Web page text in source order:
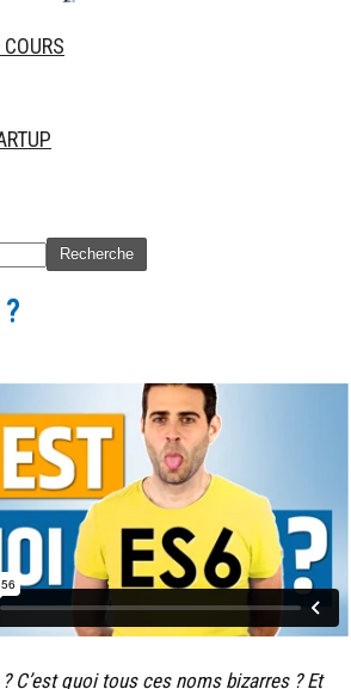
? C’est quoi tous ces noms bizarres ? Et